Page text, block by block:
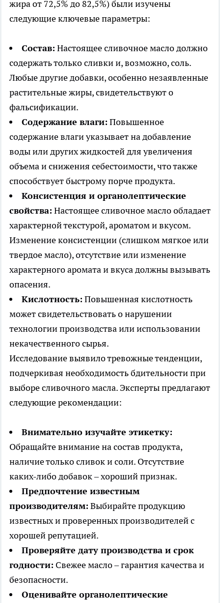
жира от 72,5% до 82,5%) были изучены
следующие ключевые параметры:
Состав: Настоящее сливочное масло должно
содержать только сливки и, возможно, соль.
Любые другие добавки, особенно незаявленные
растительные жиры, свидетельствуют о
фальсификации.
Содержание влаги: Повышенное
содержание влаги указывает на добавление
воды или других жидкостей для увеличения
объема и снижения себестоимости, что также
способствует быстрому порче продукта.
Консистенция и органолептические
свойства: Настоящее сливочное масло обладает
характерной текстурой, ароматом и вкусом.
Изменение консистенции (слишком мягкое или
твердое масло), отсутствие или изменение
характерного аромата и вкуса должны вызывать
опасения.
Кислотность: Повышенная кислотность
может свидетельствовать о нарушении
технологии производства или использовании
некачественного сырья.
Исследование выявило тревожные тенденции,
подчеркивая необходимость бдительности при
выборе сливочного масла. Эксперты предлагают
следующие рекомендации:
Внимательно изучайте этикетку:
Обращайте внимание на состав продукта,
наличие только сливок и соли. Отсутствие
каких-либо добавок – хороший признак.
Предпочтение известным
производителям: Выбирайте продукцию
известных и проверенных производителей с
хорошей репутацией.
Проверяйте дату производства и срок
годности: Свежее масло – гарантия качества и
безопасности.
Оценивайте органолептические